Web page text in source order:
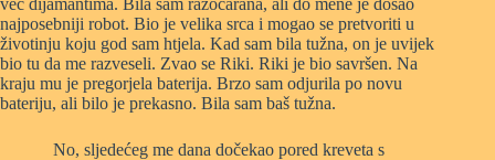
već dijamantima. Bila sam razočarana, ali do mene je došao
najposebniji robot. Bio je velika srca i mogao se pretvoriti u
životinju koju god sam htjela. Kad sam bila tužna, on je uvijek
bio tu da me razveseli. Zvao se Riki. Riki je bio savršen. Na
kraju mu je pregorjela baterija. Brzo sam odjurila po novu
bateriju, ali bilo je prekasno. Bila sam baš tužna.
No, sljedećeg me dana dočekao pored kreveta s